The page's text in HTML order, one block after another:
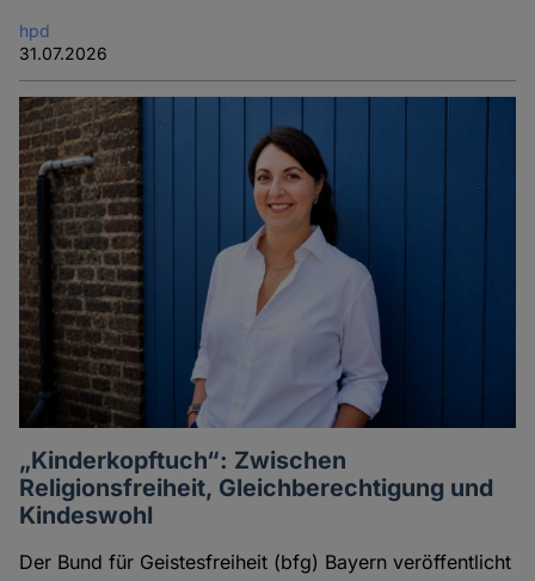
hpd
31.07.2026
„Kinderkopftuch“: Zwischen
Religionsfreiheit, Gleichberechtigung und
Kindeswohl
Der Bund für Geistesfreiheit (bfg) Bayern veröffentlicht